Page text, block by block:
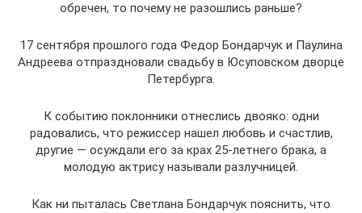
обречен, то почему не разошлись раньше?
17 сентября прошлого года Федор Бондарчук и Паулина
Андреева отпраздновали свадьбу в Юсуповском дворце
Петербурга.
К событию поклонники отнеслись двояко: одни
радовались, что режиссер нашел любовь и счастлив,
другие — осуждали его за крах 25-летнего брака, а
молодую актрису называли разлучницей.
Как ни пыталась Светлана Бондарчук пояснить, что